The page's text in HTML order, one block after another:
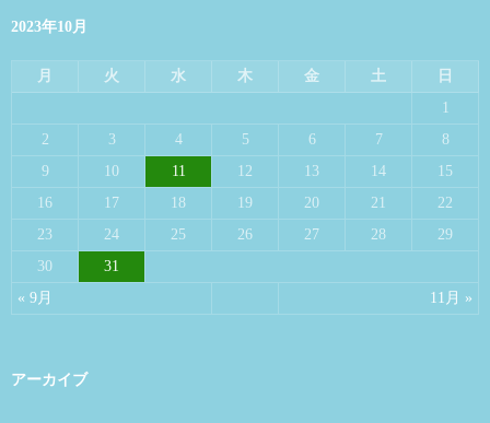
2023年10月
月 火 水 木 金 土 日
« 9月 11月 »
1
2
3 4 5 6 7
8
9
10 11 12 13 14
15
16
17 18 19 20 21
22
23
24 25 26 27 28
29
30
31
アーカイブ